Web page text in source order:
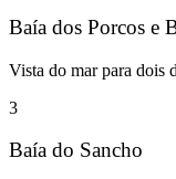
Baía dos Porcos e
Vista do mar para dois
3
Baía do Sancho